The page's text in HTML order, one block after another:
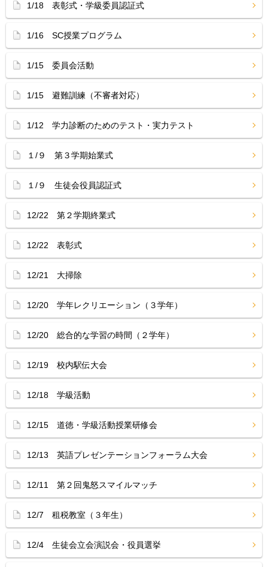
1/18 表彰式・学級委員認証式
1/16 SC授業プログラム
1/15 委員会活動
1/15 避難訓練（不審者対応）
1/12 学力診断のためのテスト・実力テスト
１/９ 第３学期始業式
１/９ 生徒会役員認証式
12/22 第２学期終業式
12/22 表彰式
12/21 大掃除
12/20 学年レクリエーション（３学年）
12/20 総合的な学習の時間（２学年）
12/19 校内駅伝大会
12/18 学級活動
12/15 道徳・学級活動授業研修会
12/13 英語プレゼンテーションフォーラム大会
12/11 第２回鬼怒スマイルマッチ
12/7 租税教室（３年生）
12/4 生徒会立会演説会・役員選挙